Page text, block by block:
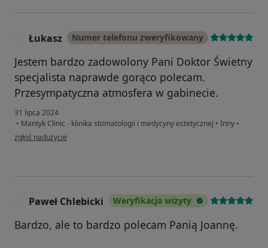
Łukasz Numer telefonu zweryfikowany
Jestem bardzo zadowolony Pani Doktor Świetny
specjalista naprawde gorąco polecam.
Przesympatyczna atmosfera w gabinecie.
31 lipca 2024
• Mantyk Clinic - klinika stomatologii i medycyny estetycznej • Inny •
w opinii użytkownika Łukasz
zgłoś nadużycie
Paweł Chlebicki Weryfikacja wizyty
Bardzo, ale to bardzo polecam Panią Joannę.